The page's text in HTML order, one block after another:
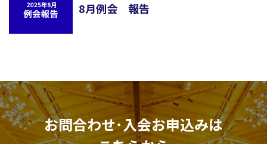
8月例会 報告
お問合わせ･入会お申込みは